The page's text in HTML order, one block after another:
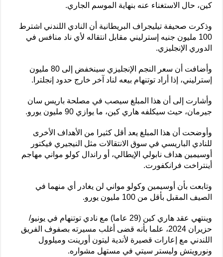
كين، حال الاستغناء عنه بنهاية الموسم الجاري.
وذكرت صحيفة تيليجراف البريطانية أن النادي اللندني اشترط
100 مليون جنيه إسترليني مقابل انتقاله لأي ناد منافس في
الدوري الإنجليزي.
وأضافت أن سعر النجم الإنجليزي سينخفض إلى 80 مليون
إسترليني، إذا أراد توتنهام بيعه لناد آخر خارج حدود إنجلترا.
وأشارت إلى أن هذا المبلغ سيصب في مصلحة باريس سان
جيرمان، حيث سيكلفه هاري كين، ما يوازي 90 مليون يورو.
وأوضحت أن هذا المبلغ يعد أقل كثيرا من الأهداف الأخرى
للنادي الباريسي في سوق الانتقالات مثل النيجيري فيكتور
أوسيمين هداف نابولي الإيطالي، أو راندال كولو مواني مهاجم
أينتراخت فرانكفورت.
وتابعت بأن أوسيمين وكولو مواني لن يغادر أي منهما في
الصيف المقبل بأقل من 100 مليون يورو.
وينتهي عقد هاري كين (29 عاما) مع نادي توتنهام في يونيو/
حزيران 2024، علما بأنه قضى أغلب مسيرته بصفوف الفريق
اللندني مع إعارات قصيرة لأندية ليتون أورينت وميلوول
ونورويتش وليستر سيتي في مستهل مشواره.